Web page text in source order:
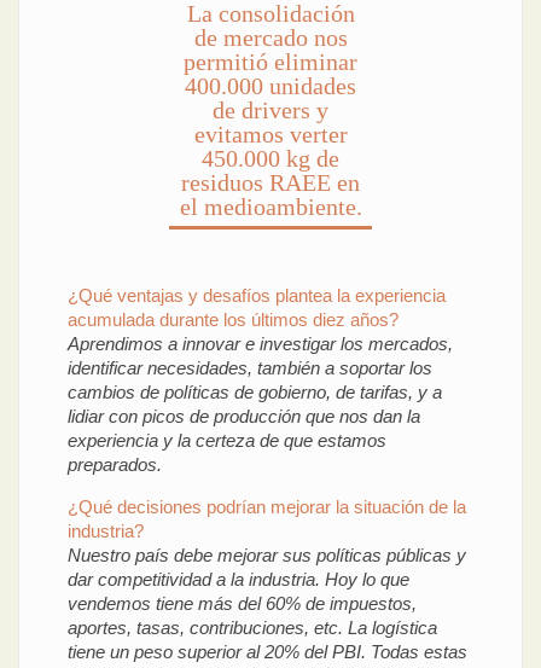
La consolidación
de mercado nos
permitió eliminar
400.000 unidades
de drivers y
evitamos verter
450.000 kg de
residuos RAEE en
el medioambiente.
¿Qué ventajas y desafíos plantea la experiencia
acumulada durante los últimos diez años?
Aprendimos a innovar e investigar los mercados,
identificar necesidades, también a soportar los
cambios de políticas de gobierno, de tarifas, y a
lidiar con picos de producción que nos dan la
experiencia y la certeza de que estamos
preparados.
¿Qué decisiones podrían mejorar la situación de la
industria?
Nuestro país debe mejorar sus políticas públicas y
dar competitividad a la industria. Hoy lo que
vendemos tiene más del 60% de impuestos,
aportes, tasas, contribuciones, etc. La logística
tiene un peso superior al 20% del PBI. Todas estas